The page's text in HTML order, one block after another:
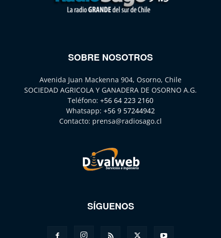
SOBRE NOSOTROS
Avenida Juan Mackenna 904, Osorno, Chile
SOCIEDAD AGRICOLA Y GANADERA DE OSORNO A.G.
Teléfono: +56 64 223 2160
Whatsapp: +56 9 57244942
Contacto: prensa@radiosago.cl
SÍGUENOS